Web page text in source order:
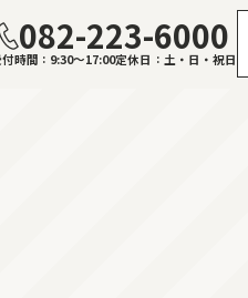
082-223-6000
時間 9:30～17:00定休日 土・日・祝日